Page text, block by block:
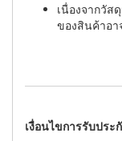
เนื่องจากวั
ของสินค้าอา
เงื่อนไขการรับประ